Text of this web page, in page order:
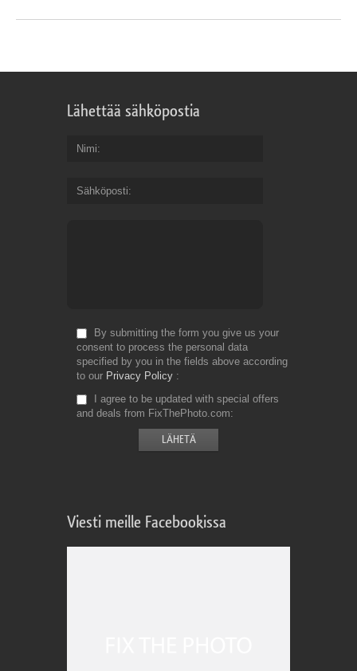
Lähettää sähköpostia
Nimi
Sähköposti
By submitting the form you give us your
consent to process the personal data
specified by you in the fields above according
to our Privacy Policy
I agree to be updated with special offers
and deals from FixThePhoto.com
Viesti meille Facebookissa